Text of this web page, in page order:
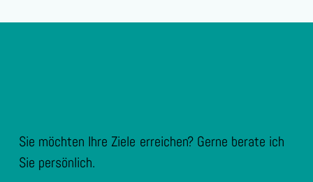
Sie möchten Ihre Ziele erreichen? Gerne berate ich
Sie persönlich.